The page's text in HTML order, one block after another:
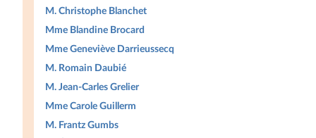
M. Christophe Blanchet
Mme Blandine Brocard
Mme Geneviève Darrieussecq
M. Romain Daubié
M. Jean-Carles Grelier
Mme Carole Guillerm
M. Frantz Gumbs